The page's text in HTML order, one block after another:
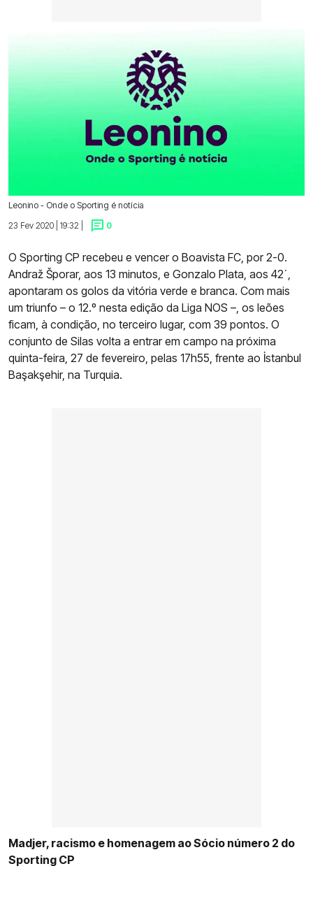
Leonino - Onde o Sporting é notícia
23 Fev 2020 | 19:32 |
0
O Sporting CP recebeu e vencer o Boavista FC, por 2-0.
Andraž Šporar, aos 13 minutos, e Gonzalo Plata, aos 42´,
apontaram os golos da vitória verde e branca. Com mais
um triunfo – o 12.º nesta edição da Liga NOS –, os leões
ficam, à condição, no terceiro lugar, com 39 pontos. O
conjunto de Silas volta a entrar em campo na próxima
quinta-feira, 27 de fevereiro, pelas 17h55, frente ao İstanbul
Başakşehir, na Turquia.
Madjer, racismo e homenagem ao Sócio número 2 do
Sporting CP